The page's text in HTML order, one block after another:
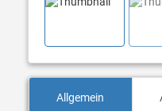
Allgemein